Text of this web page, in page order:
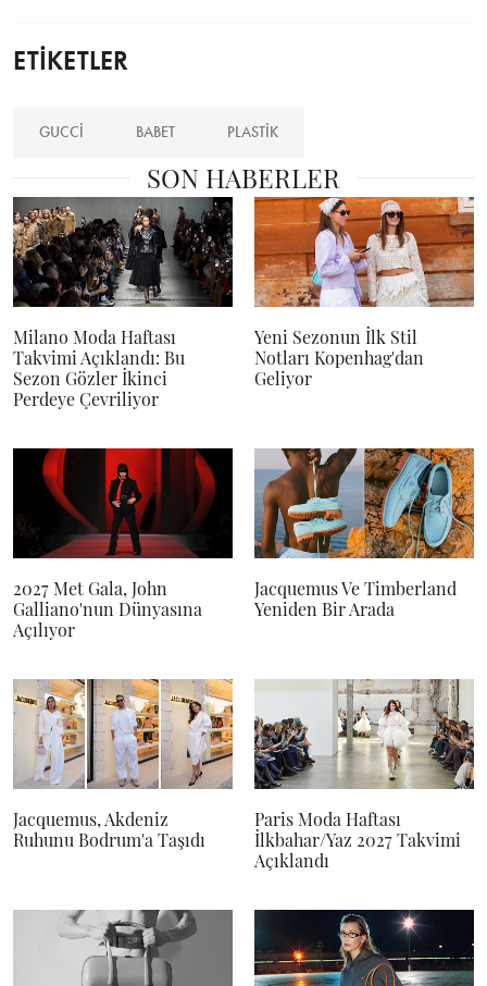
ETİKETLER
GUCCI BABET PLASTIK
SON HABERLER
Milano Moda Haftası
Takvimi Açıklandı: Bu
Sezon Gözler İkinci
Perdeye Çevriliyor
Yeni Sezonun İlk Stil
Notları Kopenhag'dan
Geliyor
2027 Met Gala, John
Galliano'nun Dünyasına
Açılıyor
Jacquemus Ve Timberland
Yeniden Bir Arada
Jacquemus, Akdeniz
Ruhunu Bodrum'a Taşıdı
Paris Moda Haftası
İlkbahar/Yaz 2027 Takvimi
Açıklandı